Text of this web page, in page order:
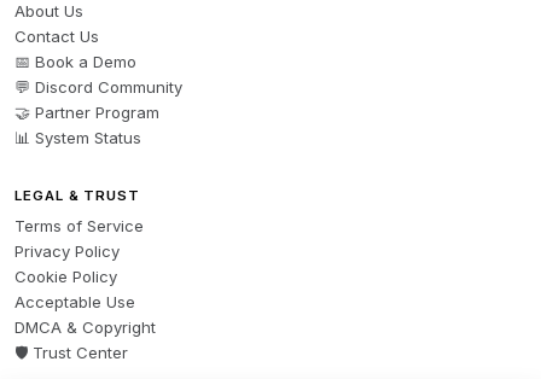
About Us
Contact Us
📅 Book a Demo
💬 Discord Community
🤝 Partner Program
📊 System Status
LEGAL & TRUST
Terms of Service
Privacy Policy
Cookie Policy
Acceptable Use
DMCA & Copyright
🛡️ Trust Center